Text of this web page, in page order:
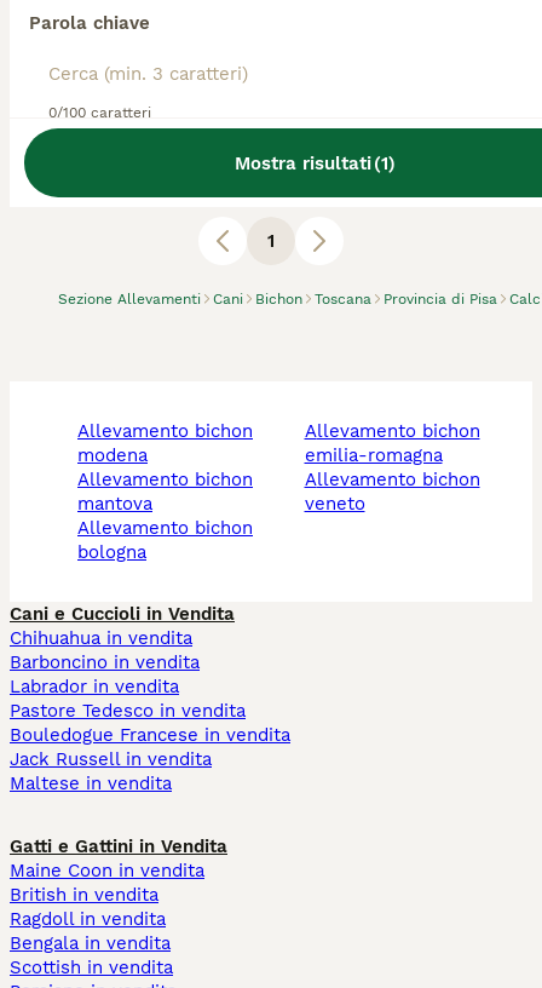
Parola chiave
0/100 caratteri
Mostra risultati(1)
Sezione Allevamenti Cani Bichon Toscana Provincia di Pisa
0 animali disponibili
Allevamento barboni toy, nani, grande mole e bichon
1
allevamento bichon
modena
allevamento bichon
mantova
allevamento bichon
bologna
allevamento bichon
emilia-romagna
allevamento bichon
veneto
Cani e Cuccioli in Vendita
Chihuahua in vendita
Barboncino in vendita
Labrador in vendita
Pastore Tedesco in vendita
Bouledogue Francese in vendita
Jack Russell in vendita
Maltese in vendita
Gatti e Gattini in Vendita
Maine Coon in vendita
British in vendita
Ragdoll in vendita
Bengala in vendita
Scottish in vendita